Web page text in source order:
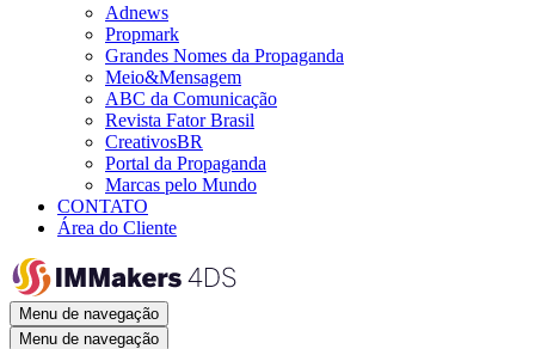
Adnews
Propmark
Grandes Nomes da Propaganda
Meio&Mensagem
ABC da Comunicação
Revista Fator Brasil
CreativosBR
Portal da Propaganda
Marcas pelo Mundo
CONTATO
Área do Cliente
Menu de navegação
Menu de navegação